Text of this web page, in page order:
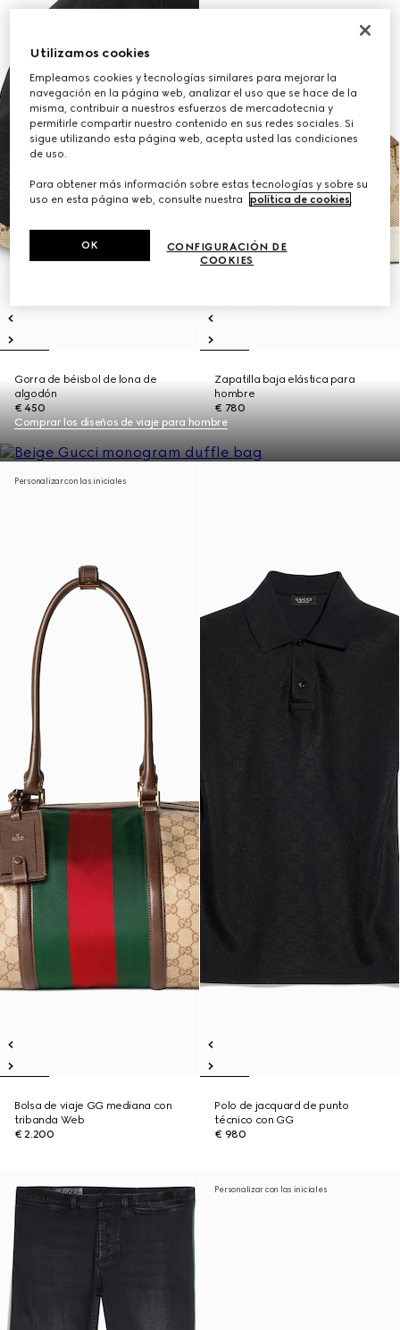
Gorra de béisbol de lona de
algodón
€ 450
Zapatilla baja elástica para
hombre
€ 780
Comprar los diseños de viaje para hombre
Personalizar con las iniciales
Bolsa de viaje GG mediana con
tribanda Web
€ 2.200
Polo de jacquard de punto
técnico con GG
€ 980
Personalizar con las iniciales
Utilizamos cookies
Empleamos cookies y tecnologías similares para mejorar la
navegación en la página web, analizar el uso que se hace de la
misma, contribuir a nuestros esfuerzos de mercadotecnia y
permitirle compartir nuestro contenido en sus redes sociales. Si
sigue utilizando esta página web, acepta usted las condiciones
de uso.
Para obtener más información sobre estas tecnologías y sobre su
uso en esta página web, consulte nuestra
política de cookies.
CONFIGURACIÓN DE
COOKIES
OK